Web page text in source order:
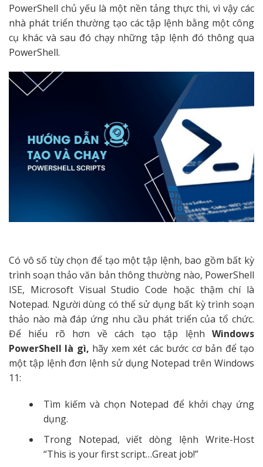
PowerShell chủ yếu là một nền tảng thực thi, vì vậy các
nhà phát triển thường tạo các tập lệnh bằng một công
cụ khác và sau đó chạy những tập lệnh đó thông qua
PowerShell.
Có vô số tùy chọn để tạo một tập lệnh, bao gồm bất kỳ
trình soạn thảo văn bản thông thường nào, PowerShell
ISE, Microsoft Visual Studio Code hoặc thậm chí là
Notepad. Người dùng có thể sử dụng bất kỳ trình soạn
thảo nào mà đáp ứng nhu cầu phát triển của tổ chức.
Để hiểu rõ hơn về cách tạo tập lệnh Windows
PowerShell là gì, hãy xem xét các bước cơ bản để tạo
một tập lệnh đơn lệnh sử dụng Notepad trên Windows
11:
Tìm kiếm và chọn Notepad để khởi chạy ứng
dụng.
Trong Notepad, viết dòng lệnh Write-Host
“This is your first script…Great job!”